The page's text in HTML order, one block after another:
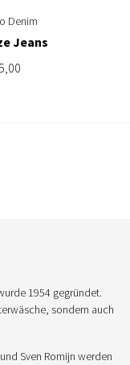
Denim
Jeans
1954 gegründet.
sondern auch
Sven Romijn werden